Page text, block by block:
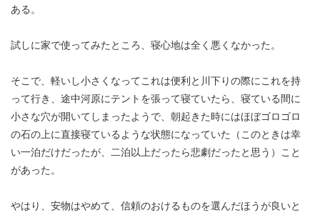
ある。
試しに家で使ってみたところ、寝心地は全く悪くなかった。
そこで、軽いし小さくなってこれは便利と川下りの際にこれを持
って行き、途中河原にテントを張って寝ていたら、寝ている間に
小さな穴が開いてしまったようで、朝起きた時にはほぼゴロゴロ
の石の上に直接寝ているような状態になっていた（このときは幸
い一泊だけだったが、二泊以上だったら悲劇だったと思う）こと
があった。
やはり、安物はやめて、信頼のおけるものを選んだほうが良いと